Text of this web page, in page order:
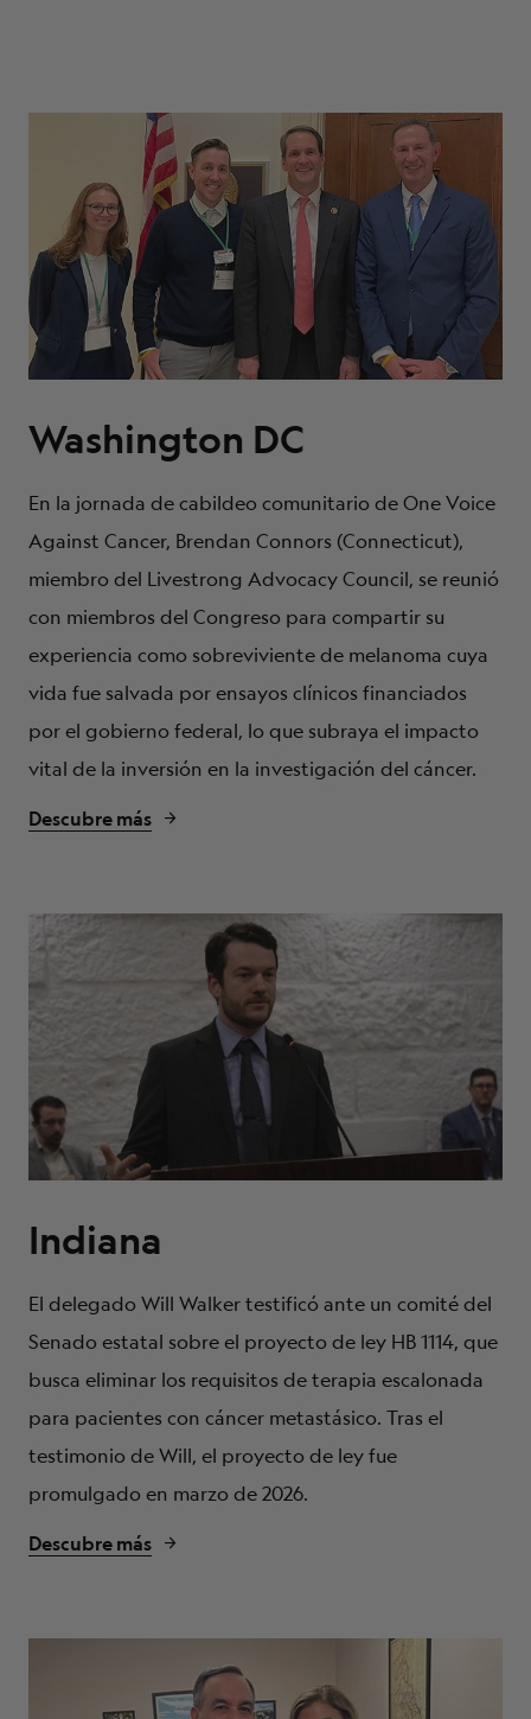
Washington DC
En la jornada de cabildeo comunitario de One Voice
Against Cancer, Brendan Connors (Connecticut),
miembro del Livestrong Advocacy Council, se reunió
con miembros del Congreso para compartir su
experiencia como sobreviviente de melanoma cuya
vida fue salvada por ensayos clínicos financiados
por el gobierno federal, lo que subraya el impacto
vital de la inversión en la investigación del cáncer.
Descubre más
Indiana
El delegado Will Walker testificó ante un comité del
Senado estatal sobre el proyecto de ley HB 1114, que
busca eliminar los requisitos de terapia escalonada
para pacientes con cáncer metastásico. Tras el
testimonio de Will, el proyecto de ley fue
promulgado en marzo de 2026.
Descubre más